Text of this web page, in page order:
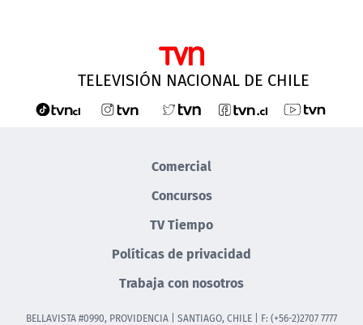
TELEVISIÓN NACIONAL DE CHILE
Comercial
Concursos
TV Tiempo
Políticas de privacidad
Trabaja con nosotros
BELLAVISTA #0990, PROVIDENCIA | SANTIAGO, CHILE | F: (+56-2)2707 7777